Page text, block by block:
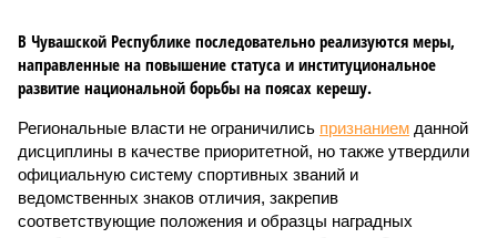
В Чувашской Республике последовательно реализуются меры,
направленные на повышение статуса и институциональное
развитие национальной борьбы на поясах керешу.
Региональные власти не ограничились признанием данной
дисциплины в качестве приоритетной, но также утвердили
официальную систему спортивных званий и
ведомственных знаков отличия, закрепив
соответствующие положения и образцы наградных